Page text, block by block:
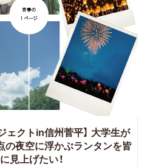
ェクトin信州菅平】 大学生が
の夜空に浮かぶランタンを皆
見上げたい！